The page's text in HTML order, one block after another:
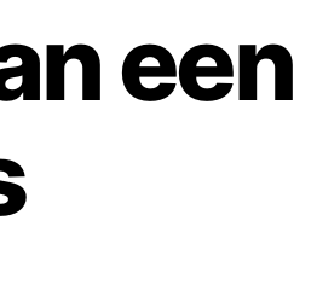
een